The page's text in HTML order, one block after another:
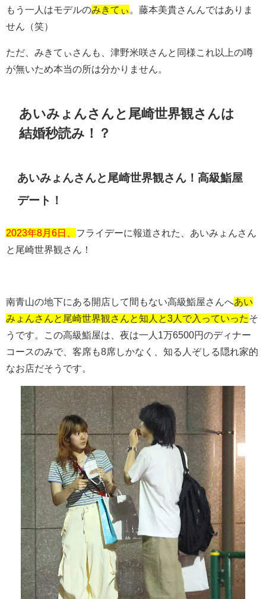
もう一人はモデルのみきてぃ 。藤本美貴さんんではありま
せん（笑）
ただ、みきてぃさんも、津野米咲さんと同様これ以上の噂
が無いため本当の所は分かりません。
あいみょんさんと尾崎世界観さんは
結婚秒読み！？
あいみょんさんと尾崎世界観さん！高級鮨屋
デート！
2023年8月6日、 フライデーに報道された、あいみょんさん
と尾崎世界観さん！
南青山の地下にある開店して間もない高級鮨屋さんへあい
みょんさんと尾崎世界観さんと知人と3人で入っていったそ
うです。この高級鮨屋は、夜は一人1万6500円のディナー
コースのみで、客席も8席しかなく、知る人ぞしる隠れ家的
なお店だそうです。